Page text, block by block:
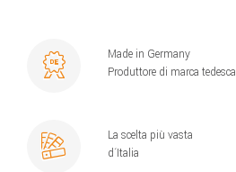
Made in Germany
Produttore di marca tedesca
La scelta più vasta
d´Italia